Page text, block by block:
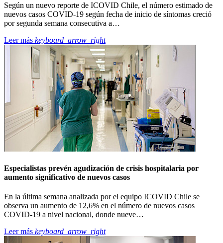
Según un nuevo reporte de ICOVID Chile, el número estimado de
nuevos casos COVID-19 según fecha de inicio de síntomas creció
por segunda semana consecutiva a…
Leer más keyboard_arrow_right
Especialistas prevén agudización de crisis hospitalaria por
aumento significativo de nuevos casos
En la última semana analizada por el equipo ICOVID Chile se
observa un aumento de 12,6% en el número de nuevos casos
COVID-19 a nivel nacional, donde nueve…
Leer más keyboard_arrow_right